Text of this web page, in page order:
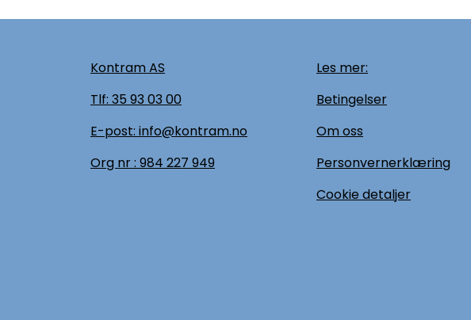
Kontram AS
Tlf: 35 93 03 00
E-post: info@kontram.no
Org nr : 984 227 949
Les mer:
Betingelser
Om oss
Personvernerklæring
Cookie detaljer